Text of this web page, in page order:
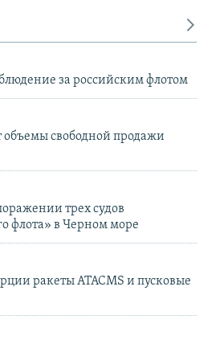
за российским флотом
объемы свободной продажи
трех судов
флота» в Черном море
ракеты ATACMS и пусковые